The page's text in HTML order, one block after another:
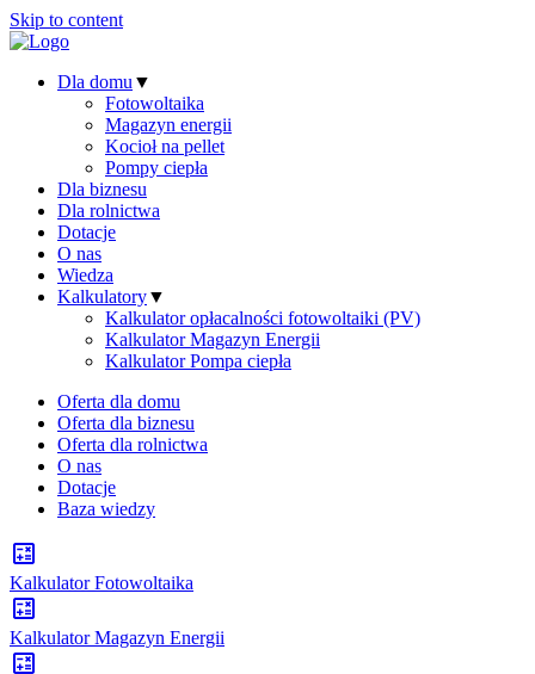
Skip to content
Dla domu ▼
Fotowoltaika
Magazyn energii
Kocioł na pellet
Pompy ciepła
Dla biznesu
Dla rolnictwa
Dotacje
O nas
Wiedza
Kalkulatory▼
Kalkulator opłacalności fotowoltaiki (PV)
Kalkulator Magazyn Energii
Kalkulator Pompa ciepła
Oferta dla domu
Oferta dla biznesu
Oferta dla rolnictwa
O nas
Dotacje
Baza wiedzy
Kalkulator Fotowoltaika
Kalkulator Magazyn Energii